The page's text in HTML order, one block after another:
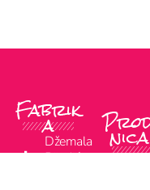
Fabrik
a
Džemala
Bijedića